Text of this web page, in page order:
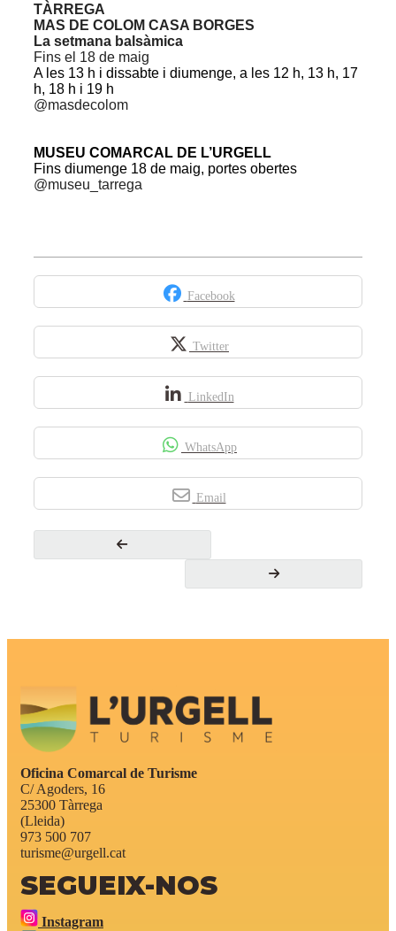
TÀRREGA
MAS DE COLOM CASA BORGES
La setmana balsàmica
Fins el 18 de maig
A les 13 h i dissabte i diumenge, a les 12 h, 13 h, 17
h, 18 h i 19 h
@masdecolom
MUSEU COMARCAL DE L’URGELL
Fins diumenge 18 de maig, portes obertes
@museu_tarrega
Facebook
Twitter
LinkedIn
WhatsApp
Email
Oficina Comarcal de Turisme
C/ Agoders, 16
25300 Tàrrega
(Lleida)
973 500 707
turisme@urgell.cat
SEGUEIX-NOS
Instagram